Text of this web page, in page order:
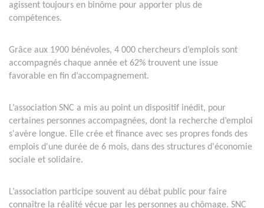
agissent toujours en binôme pour apporter plus de
compétences.
Grâce aux 1900 bénévoles, 4 000 chercheurs d’emplois sont
accompagnés chaque année et 62% trouvent une issue
favorable en fin d’accompagnement.
L’association SNC a mis au point un dispositif inédit, pour
certaines personnes accompagnées, dont la recherche d’emploi
s'avère longue. Elle crée et finance avec ses propres fonds des
emplois d'une durée de 6 mois, dans des structures d'économie
sociale et solidaire.
L’association participe souvent au débat public pour faire
connaître la réalité vécue par les personnes au chômage. SNC